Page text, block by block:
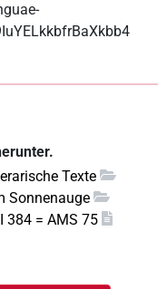
Texte
Sonnenauge
384 = AMS 75